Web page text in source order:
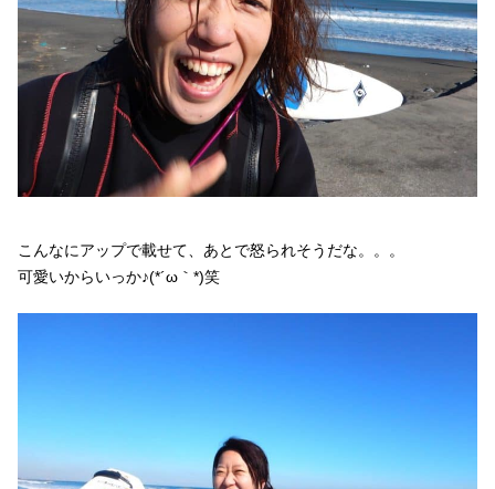
こんなにアップで載せて、あとで怒られそうだな。。。
可愛いからいっか♪(*´ω｀*)笑